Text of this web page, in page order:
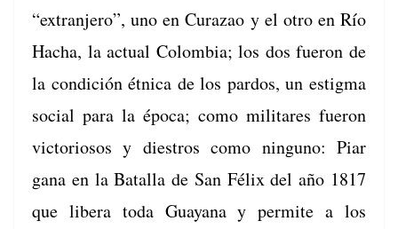
“extran­jero”, uno en Curazao y el otro en Río
Hacha, la actu­al Colom­bia; los dos fueron de
la condi­ción étni­ca de los par­dos, un estig­ma
social para la época; como mil­itares fueron
vic­to­riosos y die­stros como ninguno: Piar
gana en la Batal­la de San Félix del año 1817
que lib­era toda Guayana y per­mite a los